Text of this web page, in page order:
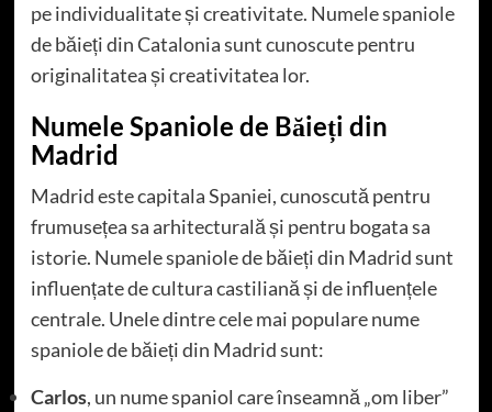
pe individualitate și creativitate. Numele spaniole
de băieți din Catalonia sunt cunoscute pentru
originalitatea și creativitatea lor.
Numele Spaniole de Băieți din
Madrid
Madrid este capitala Spaniei, cunoscută pentru
frumusețea sa arhitecturală și pentru bogata sa
istorie. Numele spaniole de băieți din Madrid sunt
influențate de cultura castiliană și de influențele
centrale. Unele dintre cele mai populare nume
spaniole de băieți din Madrid sunt:
Carlos, un nume spaniol care înseamnă „om liber”